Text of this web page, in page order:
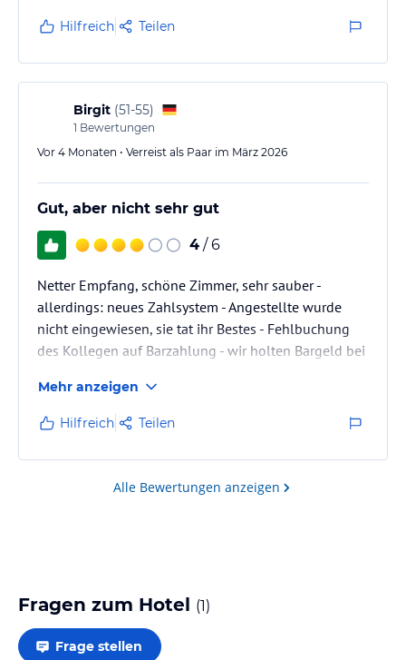
Hilfreich Teilen
Birgit (51-55)
1 Bewertungen
Vor 4 Monaten • Verreist als Paar im März 2026
Gut, aber nicht sehr gut
4 / 6
Netter Empfang, schöne Zimmer, sehr sauber -
allerdings: neues Zahlsystem - Angestellte wurde
nicht eingewiesen, sie tat ihr Bestes - Fehlbuchung
des Kollegen auf Barzahlung - wir holten Bargeld bei
(stand auch angeschrieben) und mussten 10 Euro
Gebühren zahlen - ein absolutes No go - auf diesen
Kosten bleibt der Gast sitzen. Dennoch ein gepflegtes
Hotel mit einer guten Küche
Mehr anzeigen
Hilfreich Teilen
Alle Bewertungen anzeigen
Fragen zum Hotel (1)
Frage stellen